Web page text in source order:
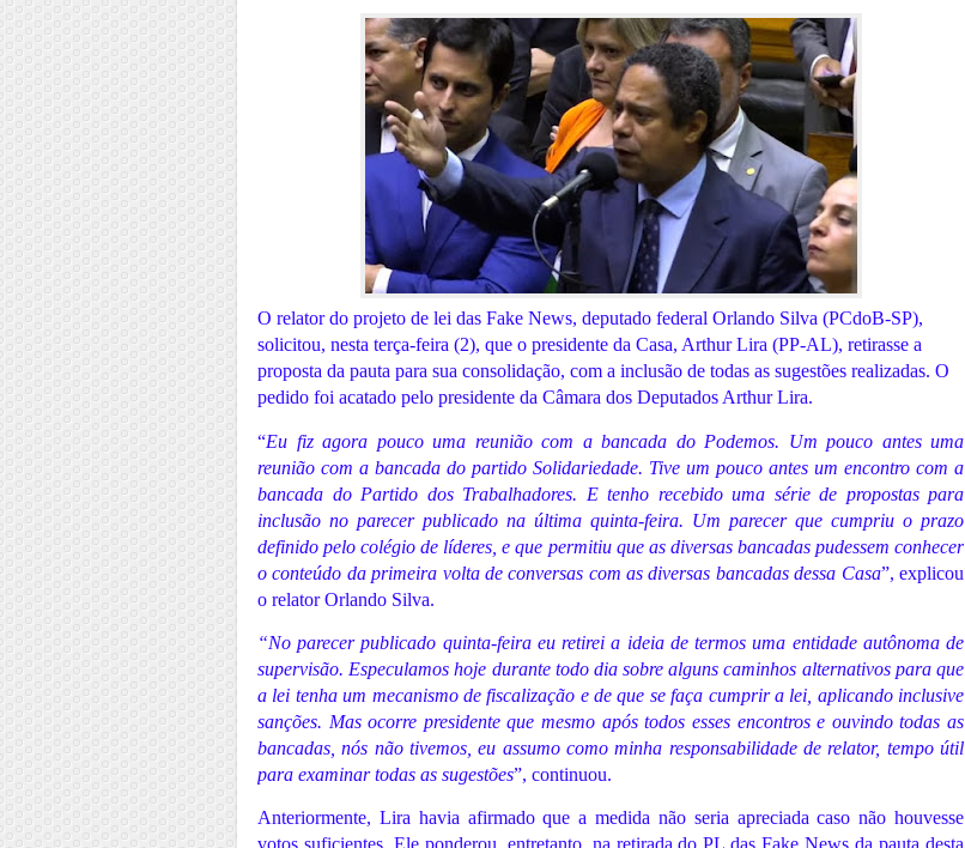
O relator do projeto de lei das Fake News, deputado federal Orlando Silva (PCdoB-SP),
solicitou, nesta terça-feira (2), que o presidente da Casa, Arthur Lira (PP-AL), retirasse a
proposta da pauta para sua consolidação, com a inclusão de todas as sugestões realizadas. O
pedido foi acatado pelo presidente da Câmara dos Deputados Arthur Lira.
“Eu fiz agora pouco uma reunião com a bancada do Podemos. Um pouco antes uma
reunião com a bancada do partido Solidariedade. Tive um pouco antes um encontro com a
bancada do Partido dos Trabalhadores. E tenho recebido uma série de propostas para
inclusão no parecer publicado na última quinta-feira. Um parecer que cumpriu o prazo
definido pelo colégio de líderes, e que permitiu que as diversas bancadas pudessem conhecer
o conteúdo da primeira volta de conversas com as diversas bancadas dessa Casa”, explicou
o relator Orlando Silva.
“No parecer publicado quinta-feira eu retirei a ideia de termos uma entidade autônoma de
supervisão. Especulamos hoje durante todo dia sobre alguns caminhos alternativos para que
a lei tenha um mecanismo de fiscalização e de que se faça cumprir a lei, aplicando inclusive
sanções. Mas ocorre presidente que mesmo após todos esses encontros e ouvindo todas as
bancadas, nós não tivemos, eu assumo como minha responsabilidade de relator, tempo útil
para examinar todas as sugestões”, continuou.
Anteriormente, Lira havia afirmado que a medida não seria apreciada caso não houvesse